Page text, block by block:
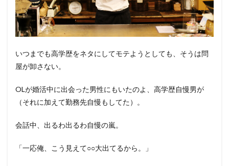
いつまでも高学歴をネタにしてモテようとしても、そうは問
屋が卸さない。
OLが婚活中に出会った男性にもいたのよ、高学歴自慢男が
（それに加えて勤務先自慢もしてた）。
会話中、出るわ出るわ自慢の嵐。
「一応俺、こう見えて○○大出てるから。」